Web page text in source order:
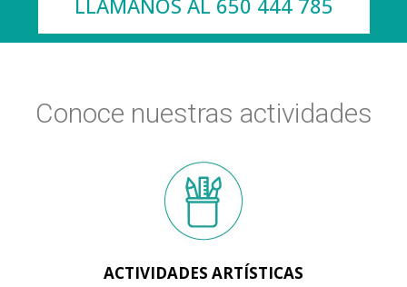
LLÁMANOS AL 650 444 785
Conoce nuestras actividades
ACTIVIDADES ARTÍSTICAS